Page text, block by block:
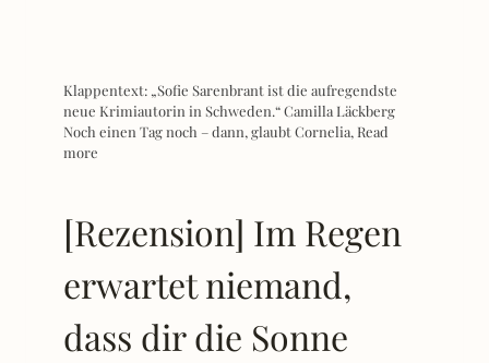
Klappentext: „Sofie Sarenbrant ist die aufregendste
neue Krimiautorin in Schweden.“ Camilla Läckberg
Noch einen Tag noch – dann, glaubt Cornelia, Read
more
[Rezension] Im Regen
erwartet niemand,
dass dir die Sonne